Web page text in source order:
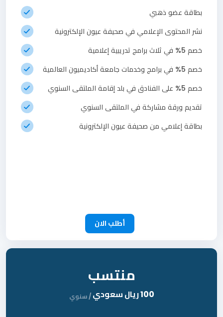
بطاقة عضو ذهبي
نشر المحتوى الإعلامي في صحيفة عيون الإلكترونية
خصم 5% في ثلاث برامج تدريبية إعلامية
خصم 5% في برامج وخدمات جامعة أكاديميون العالمية
خصم 5% على الفنادق في بلد إقامة الملتقى السنوي
تقديم ورقة مشاركة في الملتقى السنوي
بطاقة إعلامي من صحيفة عيون الإلكترونية
أطلب الان
منتسب
100 ريال سعودي / سنوي